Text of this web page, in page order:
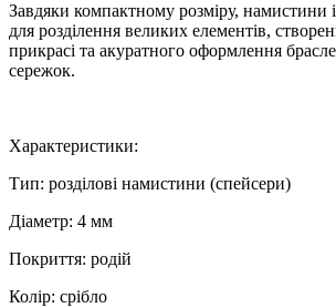
Завдяки компактному розміру, намистини
для розділення великих елементів,
прикрасі та акуратного оформлення
сережок.
Характеристики:
Тип: розділові намистини (спейсери)
Діаметр: 4 мм
Покриття: родій
Колір: срібло